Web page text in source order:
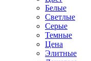
Белые
Светлые
Серые
Темные
Цена
Элитные